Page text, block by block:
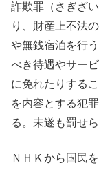
詐欺罪（さぎざ
り、財産上不法
や無銭宿泊を行
べき待遇やサー
に免れたりする
を内容とする犯
る。未遂も罰せ
ＮＨＫから国民